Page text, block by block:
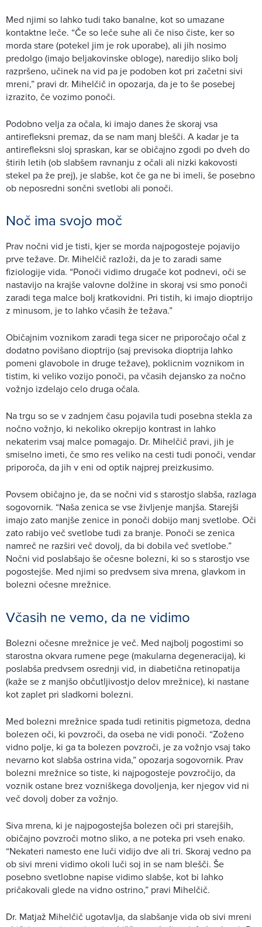
Med njimi so lahko tudi tako banalne, kot so umazane
kontaktne leče. “Če so leče suhe ali če niso čiste, ker so
morda stare (potekel jim je rok uporabe), ali jih nosimo
predolgo (imajo beljakovinske obloge), naredijo sliko bolj
razpršeno, učinek na vid pa je podoben kot pri začetni sivi
mreni,” pravi dr. Mihelčič in opozarja, da je to še posebej
izrazito, če vozimo ponoči.
Podobno velja za očala, ki imajo danes že skoraj vsa
antirefleksni premaz, da se nam manj blešči. A kadar je ta
antirefleksni sloj spraskan, kar se običajno zgodi po dveh do
štirih letih (ob slabšem ravnanju z očali ali nizki kakovosti
stekel pa že prej), je slabše, kot če ga ne bi imeli, še posebno
ob neposredni sončni svetlobi ali ponoči.
Noč ima svojo moč
Prav nočni vid je tisti, kjer se morda najpogosteje pojavijo
prve težave. Dr. Mihelčič razloži, da je to zaradi same
fiziologije vida. “Ponoči vidimo drugače kot podnevi, oči se
nastavijo na krajše valovne dolžine in skoraj vsi smo ponoči
zaradi tega malce bolj kratkovidni. Pri tistih, ki imajo dioptrijo
z minusom, je to lahko včasih že težava.”
Običajnim voznikom zaradi tega sicer ne priporočajo očal z
dodatno povišano dioptrijo (saj previsoka dioptrija lahko
pomeni glavobole in druge težave), poklicnim voznikom in
tistim, ki veliko vozijo ponoči, pa včasih dejansko za nočno
vožnjo izdelajo celo druga očala.
Na trgu so se v zadnjem času pojavila tudi posebna stekla za
nočno vožnjo, ki nekoliko okrepijo kontrast in lahko
nekaterim vsaj malce pomagajo. Dr. Mihelčič pravi, jih je
smiselno imeti, če smo res veliko na cesti tudi ponoči, vendar
priporoča, da jih v eni od optik najprej preizkusimo.
Povsem običajno je, da se nočni vid s starostjo slabša, razlaga
sogovornik. “Naša zenica se vse življenje manjša. Starejši
imajo zato manjše zenice in ponoči dobijo manj svetlobe. Oči
zato rabijo več svetlobe tudi za branje. Ponoči se zenica
namreč ne razširi več dovolj, da bi dobila več svetlobe.”
Nočni vid poslabšajo še očesne bolezni, ki so s starostjo vse
pogostejše. Med njimi so predvsem siva mrena, glavkom in
bolezni očesne mrežnice.
Včasih ne vemo, da ne vidimo
Bolezni očesne mrežnice je več. Med najbolj pogostimi so
starostna okvara rumene pege (makularna degeneracija), ki
poslabša predvsem osrednji vid, in diabetična retinopatija
(kaže se z manjšo občutljivostjo delov mrežnice), ki nastane
kot zaplet pri sladkorni bolezni.
Med bolezni mrežnice spada tudi retinitis pigmetoza, dedna
bolezen oči, ki povzroči, da oseba ne vidi ponoči. “Zoženo
vidno polje, ki ga ta bolezen povzroči, je za vožnjo vsaj tako
nevarno kot slabša ostrina vida,” opozarja sogovornik. Prav
bolezni mrežnice so tiste, ki najpogosteje povzročijo, da
voznik ostane brez vozniškega dovoljenja, ker njegov vid ni
več dovolj dober za vožnjo.
Siva mrena, ki je najpogostejša bolezen oči pri starejših,
običajno povzroči motno sliko, a ne poteka pri vseh enako.
“Nekateri namesto ene luči vidijo dve ali tri. Skoraj vedno pa
ob sivi mreni vidimo okoli luči soj in se nam blešči. Še
posebno svetlobne napise vidimo slabše, kot bi lahko
pričakovali glede na vidno ostrino,” pravi Mihelčič.
Dr. Matjaž Mihelčič ugotavlja, da slabšanje vida ob sivi mreni